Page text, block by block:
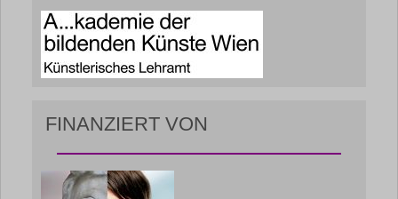
FINANZIERT VON